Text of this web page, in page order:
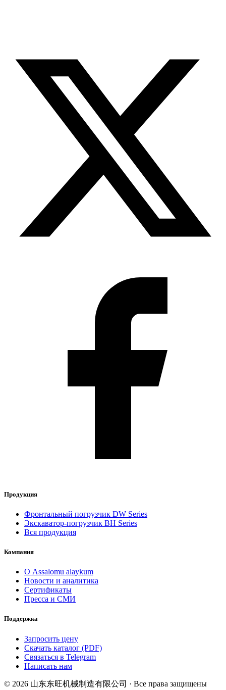
Продукция
Фронтальный погрузчик DW Series
Экскаватор-погрузчик BH Series
Вся продукция
Компания
О Assalomu alaykum
Новости и аналитика
Сертификаты
Пресса и СМИ
Поддержка
Запросить цену
Скачать каталог (PDF)
Связаться в Telegram
Написать нам
© 2026 山东东旺机械制造有限公司 · Все права защищены